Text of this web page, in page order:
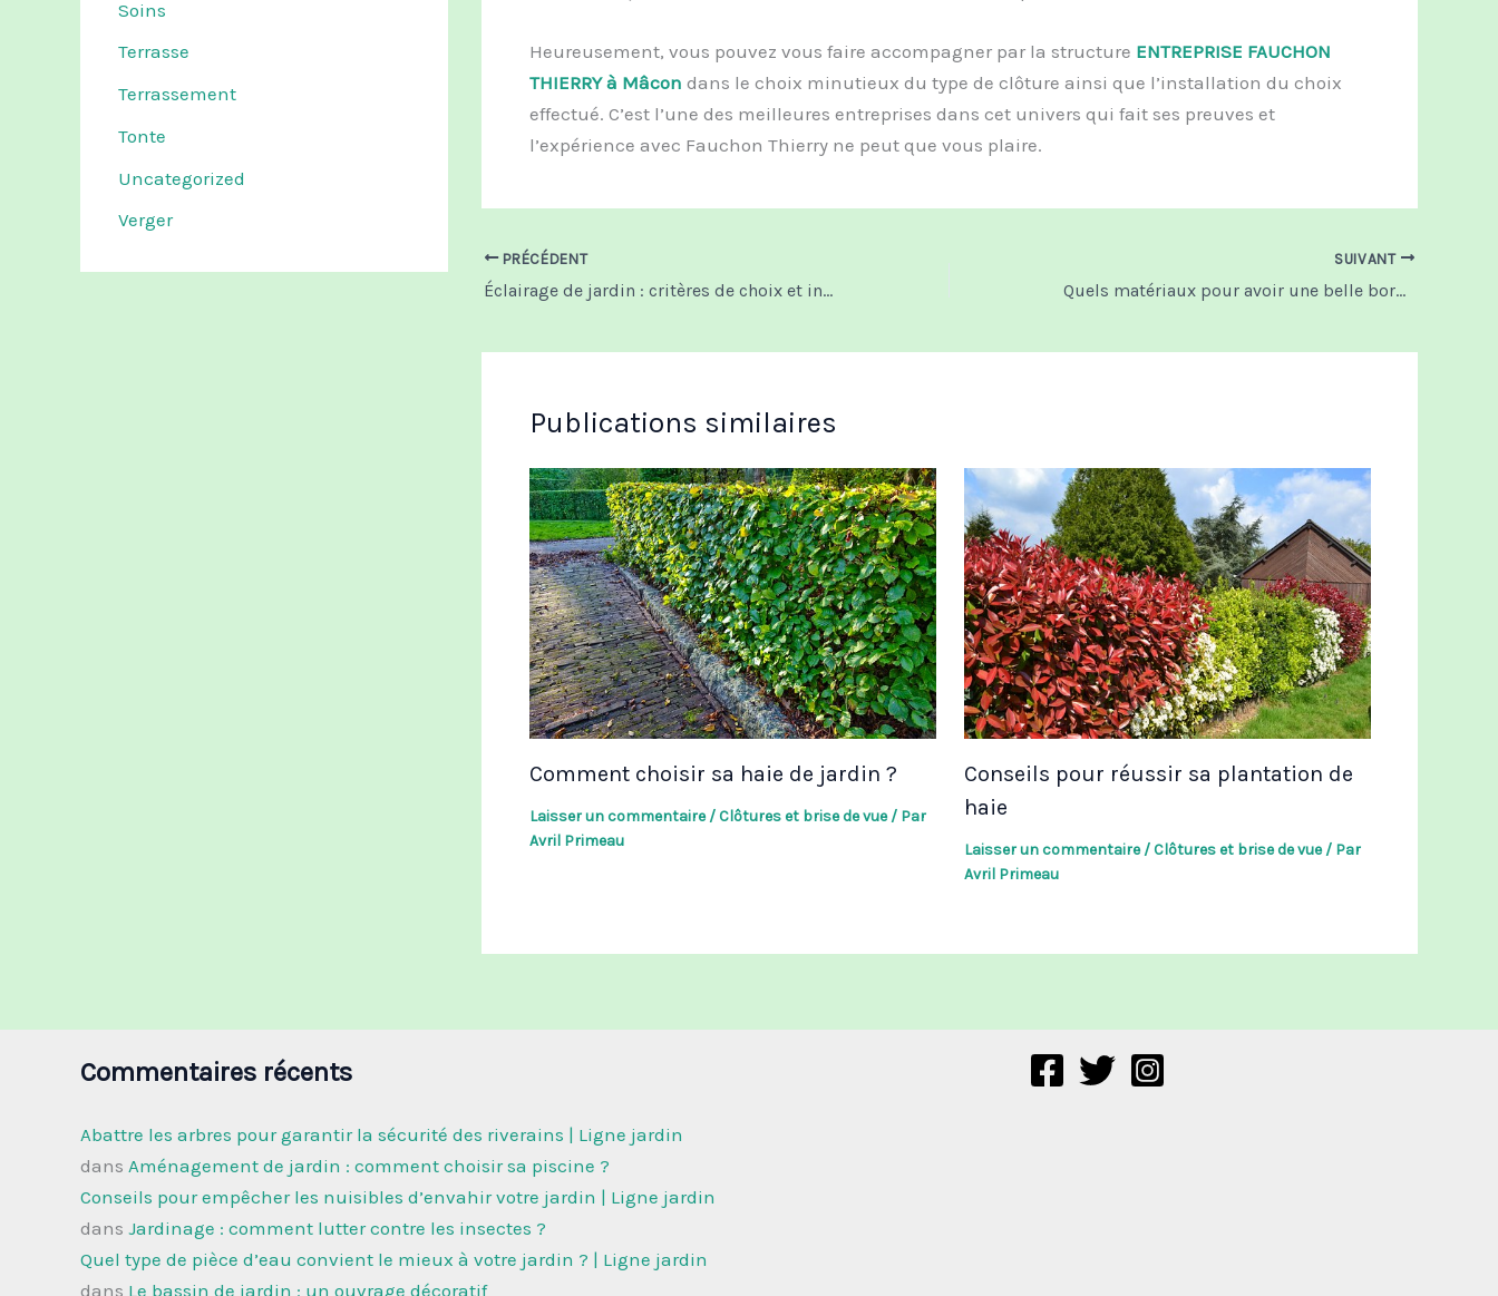
Soins
Terrasse
Terrassement
Tonte
Uncategorized
Verger
Heureusement, vous pouvez vous faire accompagner par la structure ENTREPRISE FAUCHON
THIERRY à Mâcon dans le choix minutieux du type de clôture ainsi que l’installation du choix
effectué. C’est l’une des meilleures entreprises dans cet univers qui fait ses preuves et
l’expérience avec Fauchon Thierry ne peut que vous plaire.
PRÉCÉDENT
Éclairage de jardin : critères de choix et installation
SUIVANT
Quels matériaux pour avoir une belle bordure de jardin ?
Publications similaires
Comment choisir sa haie de jardin ?
Laisser un commentaire /Clôtures et brise de vue/ Par
Avril Primeau
Conseils pour réussir sa plantation de
haie
Laisser un commentaire /Clôtures et brise de vue/ Par
Avril Primeau
Commentaires récents
Abattre les arbres pour garantir la sécurité des riverains | Ligne jardin
dans Aménagement de jardin : comment choisir sa piscine ?
Conseils pour empêcher les nuisibles d’envahir votre jardin | Ligne jardin
dans Jardinage : comment lutter contre les insectes ?
Quel type de pièce d’eau convient le mieux à votre jardin ? | Ligne jardin
dans Le bassin de jardin : un ouvrage décoratif